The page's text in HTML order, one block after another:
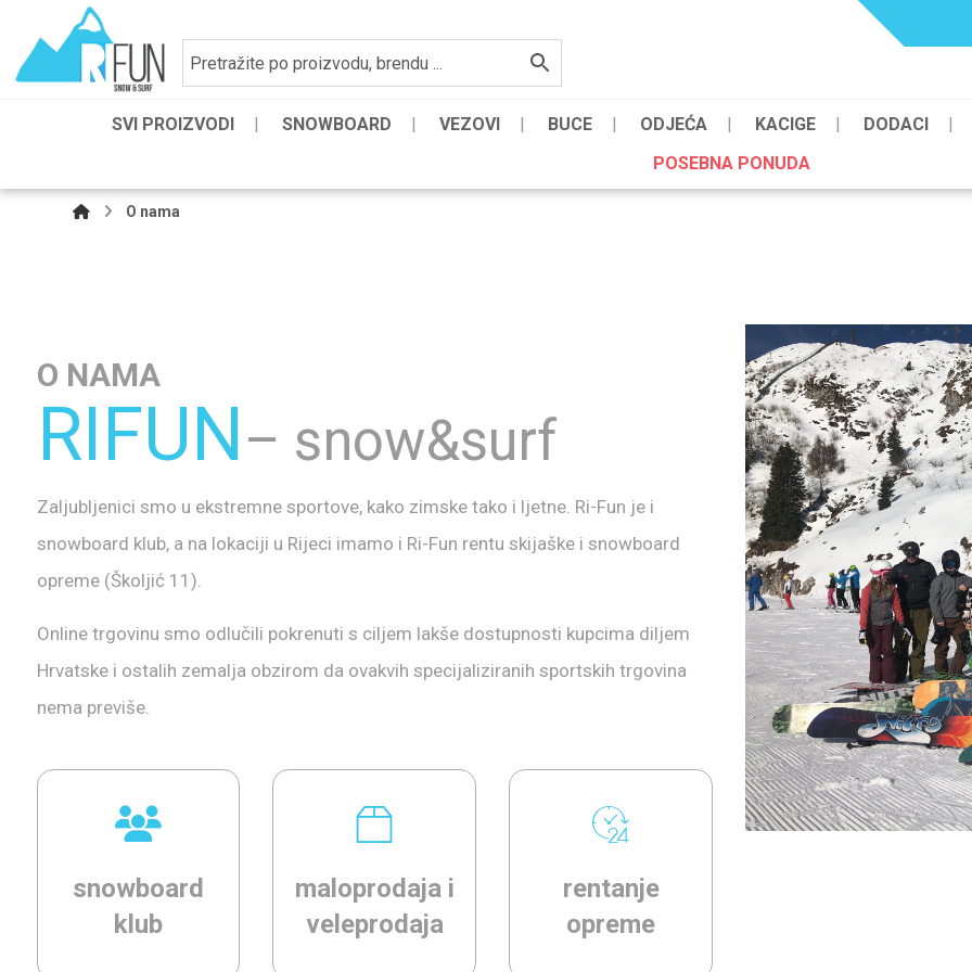
SVI PROIZVODI SNOWBOARD VEZOVI BUCE ODJEĆA KACIGE
DODACI
POSEBNA PONUDA
O nama
O NAMA
RIFUN– snow&surf
Zaljubljenici smo u ekstremne sportove, kako zimske tako i ljetne. Ri-Fun je i
snowboard klub, a na lokaciji u Rijeci imamo i Ri-Fun rentu skijaške i snowboard
opreme (Školjić 11).
Online trgovinu smo odlučili pokrenuti s ciljem lakše dostupnosti kupcima diljem
Hrvatske i ostalih zemalja obzirom da ovakvih specijaliziranih sportskih trgovina
nema previše.
snowboard
klub
maloprodaja i
veleprodaja
rentanje
opreme